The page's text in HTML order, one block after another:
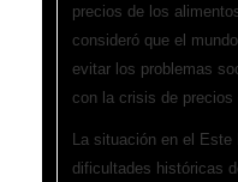
precios de los
consideró que el
evitar los problemas
con la crisis de precios
La situación en el
dificultades históricas